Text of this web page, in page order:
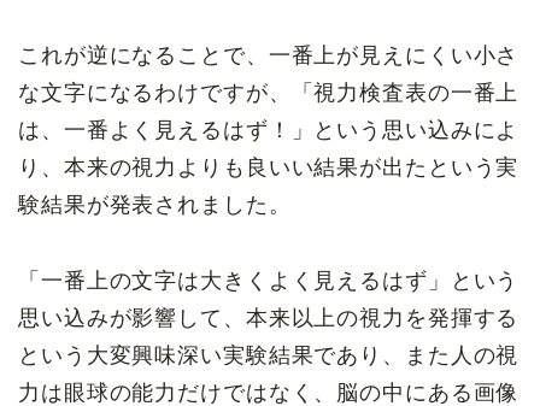
これが逆になることで、一番上が見えにくい小さ
な文字になるわけですが、「視力検査表の一番上
は、一番よく見えるはず！」という思い込みによ
り、本来の視力よりも良いい結果が出たという実
験結果が発表されました。
「一番上の文字は大きくよく見えるはず」という
思い込みが影響して、本来以上の視力を発揮する
という大変興味深い実験結果であり、また人の視
力は眼球の能力だけではなく、脳の中にある画像